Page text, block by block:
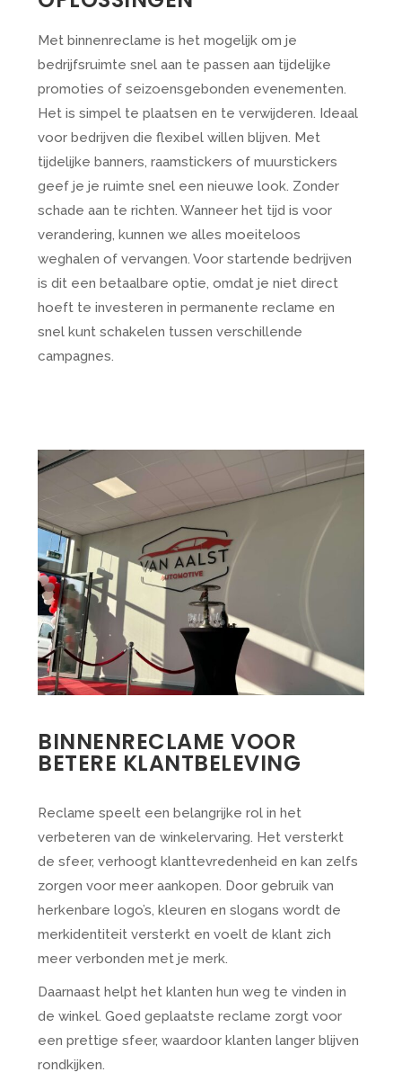
Met binnenreclame is het mogelijk om je
bedrijfsruimte snel aan te passen aan tijdelijke
promoties of seizoensgebonden evenementen.
Het is simpel te plaatsen en te verwijderen. Ideaal
voor bedrijven die flexibel willen blijven. Met
tijdelijke banners, raamstickers of muurstickers
geef je je ruimte snel een nieuwe look. Zonder
schade aan te richten. Wanneer het tijd is voor
verandering, kunnen we alles moeiteloos
weghalen of vervangen. Voor startende bedrijven
is dit een betaalbare optie, omdat je niet direct
hoeft te investeren in permanente reclame en
snel kunt schakelen tussen verschillende
campagnes.
BINNENRECLAME VOOR
BETERE KLANTBELEVING
Reclame speelt een belangrijke rol in het
verbeteren van de winkelervaring. Het versterkt
de sfeer, verhoogt klanttevredenheid en kan zelfs
zorgen voor meer aankopen. Door gebruik van
herkenbare logo’s, kleuren en slogans wordt de
merkidentiteit versterkt en voelt de klant zich
meer verbonden met je merk.
Daarnaast helpt het klanten hun weg te vinden in
de winkel. Goed geplaatste reclame zorgt voor
een prettige sfeer, waardoor klanten langer blijven
rondkijken.